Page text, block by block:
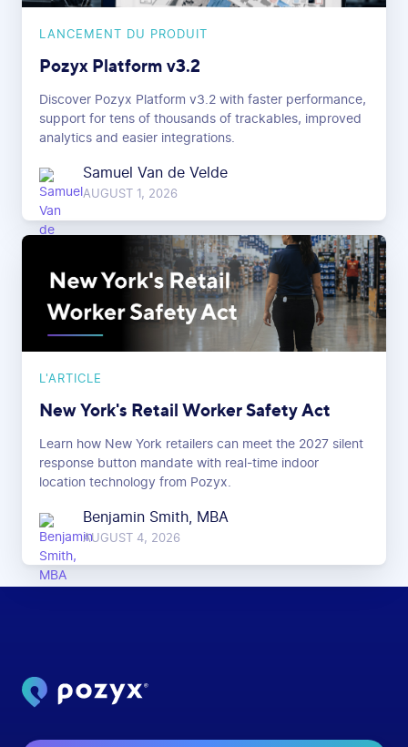
LANCEMENT DU PRODUIT
Pozyx Platform v3.2
Discover Pozyx Platform v3.2 with faster performance,
support for tens of thousands of trackables, improved
analytics and easier integrations.
Samuel Van de Velde
AUGUST 1, 2026
L'ARTICLE
New York's Retail Worker Safety Act
Learn how New York retailers can meet the 2027 silent
response button mandate with real-time indoor
location technology from Pozyx.
Benjamin Smith, MBA
AUGUST 4, 2026